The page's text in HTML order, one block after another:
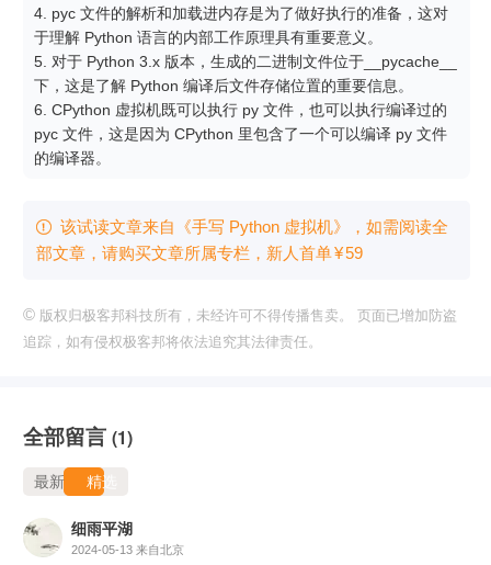
4. pyc 文件的解析和加载进内存是为了做好执行的准备，这对
于理解 Python 语言的内部工作原理具有重要意义。
5. 对于 Python 3.x 版本，生成的二进制文件位于__pycache__
下，这是了解 Python 编译后文件存储位置的重要信息。
6. CPython 虚拟机既可以执行 py 文件，也可以执行编译过的
pyc 文件，这是因为 CPython 里包含了一个可以编译 py 文件
的编译器。
 该试读文章来自《手写 Python 虚拟机》，如需阅读全
部文章，请购买文章所属专栏 ，新⼈⾸单¥59
© 版权归极客邦科技所有，未经许可不得传播售卖。 页面已增加防盗
追踪，如有侵权极客邦将依法追究其法律责任。
全部留言 (1)
最新 精选
细雨平湖
2024-05-13 来自北京